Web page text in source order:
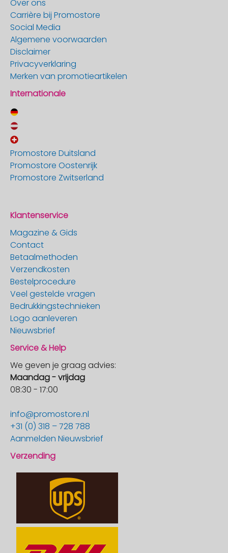
Over ons
Carrière bij Promostore
Social Media
Algemene voorwaarden
Disclaimer
Privacyverklaring
Merken van promotieartikelen
Internationale
Promostore Duitsland
Promostore Oostenrijk
Promostore Zwitserland
Klantenservice
Magazine & Gids
Contact
Betaalmethoden
Verzendkosten
Bestelprocedure
Veel gestelde vragen
Bedrukkingstechnieken
Logo aanleveren
Nieuwsbrief
Service & Help
We geven je graag advies:
Maandag - vrijdag
08:30 - 17:00
info@promostore.nl
+31 (0) 318 – 728 788
Aanmelden Nieuwsbrief
Verzending